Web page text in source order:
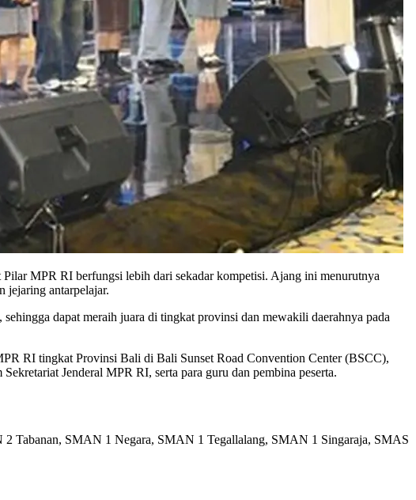
MPR RI berfungsi lebih dari sekadar kompetisi. Ajang ini menurutnya
jejaring antarpelajar.
dapat meraih juara di tingkat provinsi dan mewakili daerahnya pada
RI tingkat Provinsi Bali di Bali Sunset Road Convention Center (BSCC),
Jenderal MPR RI, serta para guru dan pembina peserta.
2 Tabanan, SMAN 1 Negara, SMAN 1 Tegallalang, SMAN 1 Singaraja, SMAS